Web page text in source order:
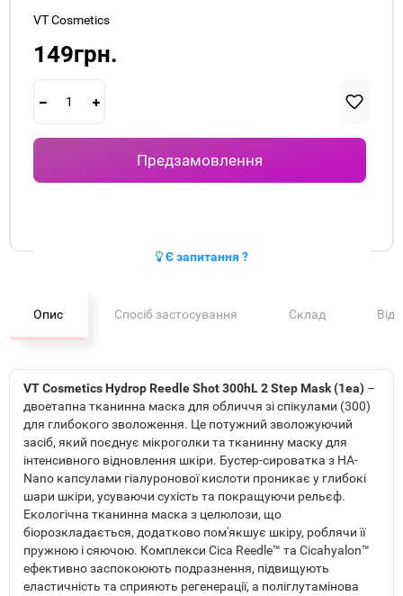
VT Cosmetics
149грн.
Предзамовлення
Є запитання ?
Опис Спосіб застосування Склад
VT Cosmetics Hydrop Reedle Shot 300hL 2 Step Mask (1ea) –
двоетапна тканинна маска для обличчя зі спікулами (300)
для глибокого зволоження. Це потужний зволожуючий
засіб, який поєднує мікроголки та тканинну маску для
інтенсивного відновлення шкіри. Бустер-сироватка з HA-
Nano капсулами гіалуронової кислоти проникає у глибокі
шари шкіри, усуваючи сухість та покращуючи рельєф.
Екологічна тканинна маска з целюлози, що
біорозкладається, додатково пом'якшує шкіру, роблячи її
пружною і сяючою. Комплекси Cica Reedle™ та Cicahyalon™
ефективно заспокоюють подразнення, підвищують
еластичність та сприяють регенерації, а поліглутамінова